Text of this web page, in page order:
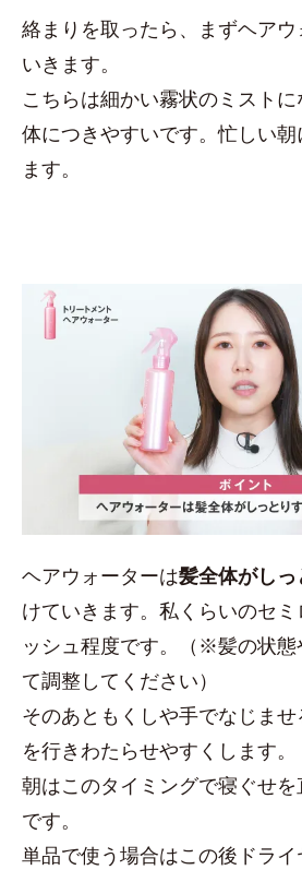
絡まりを取ったら、まずヘア
いきます。
こちらは細かい霧状のミスト
体につきやすいです。忙しい朝
ます。
ヘアウォーターは髪全体がし
けていきます。私くらいのセ
ッシュ程度です。（※髪の状
て調整してください）
そのあともくしや手でなじま
を行きわたらせやすくします。
朝はこのタイミングで寝ぐせ
です。
単品で使う場合はこの後ドラ